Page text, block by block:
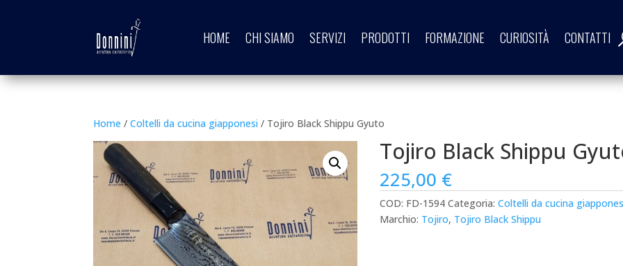
HOME CHI SIAMO SERVIZI PRODOTTI FORMAZIONE CURIOSITÀ CONTATTI
Home /Coltelli da cucina giapponesi / Tojiro Black Shippu Gyuto
Tojiro Black Shippu
225,00 €
COD: FD-1594 Categoria:Coltelli da cucina
Marchio: Tojiro, Tojiro Black Shippu